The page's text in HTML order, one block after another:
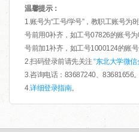
温馨提示：
1.账号为“工号/学号”，教职工账号为
号前用0补齐，如工号07826的账号
号前加1补齐，如工号1000124的账号
2.扫码登录前请先关注 “东北大学微信
3.咨询电话：83687240、83681656。
4.详细登录指南。